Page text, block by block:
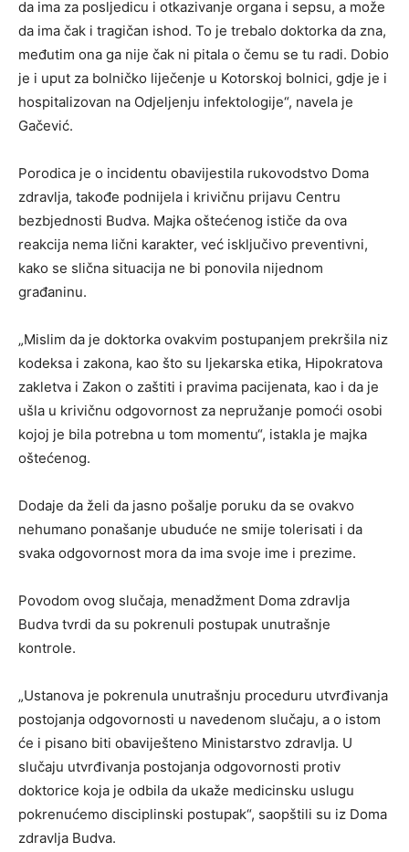
da ima za posljedicu i otkazivanje organa i sepsu, a može
da ima čak i tragičan ishod. To je trebalo doktorka da zna,
međutim ona ga nije čak ni pitala o čemu se tu radi. Dobio
je i uput za bolničko liječenje u Kotorskoj bolnici, gdje je i
hospitalizovan na Odjeljenju infektologije“, navela je
Gačević.
Porodica je o incidentu obavijestila rukovodstvo Doma
zdravlja, takođe podnijela i krivičnu prijavu Centru
bezbjednosti Budva. Majka oštećenog ističe da ova
reakcija nema lični karakter, već isključivo preventivni,
kako se slična situacija ne bi ponovila nijednom
građaninu.
„Mislim da je doktorka ovakvim postupanjem prekršila niz
kodeksa i zakona, kao što su ljekarska etika, Hipokratova
zakletva i Zakon o zaštiti i pravima pacijenata, kao i da je
ušla u krivičnu odgovornost za nepružanje pomoći osobi
kojoj je bila potrebna u tom momentu“, istakla je majka
oštećenog.
Dodaje da želi da jasno pošalje poruku da se ovakvo
nehumano ponašanje ubuduće ne smije tolerisati i da
svaka odgovornost mora da ima svoje ime i prezime.
Povodom ovog slučaja, menadžment Doma zdravlja
Budva tvrdi da su pokrenuli postupak unutrašnje
kontrole.
„Ustanova je pokrenula unutrašnju proceduru utvrđivanja
postojanja odgovornosti u navedenom slučaju, a o istom
će i pisano biti obaviješteno Ministarstvo zdravlja. U
slučaju utvrđivanja postojanja odgovornosti protiv
doktorice koja je odbila da ukaže medicinsku uslugu
pokrenućemo disciplinski postupak“, saopštili su iz Doma
zdravlja Budva.